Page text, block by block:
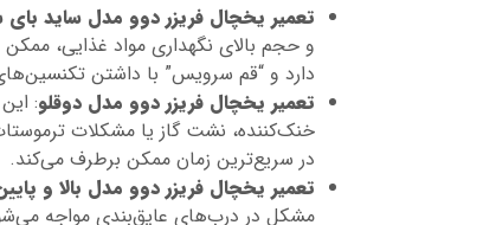
تعمیر یخچال فریزر دوو مدل ساید بای
و حجم بالای نگهداری مواد غذایی،
دارد و “قم سرویس” با داشتن
تعمیر یخچال فریزر دوو مدل دوقلو:
خنک‌کننده، نشت گاز یا مشکلات
در سریع‌ترین زمان ممکن برطرف می‌کند.
تعمیر یخچال فریزر دوو مدل بالا و
مشکل در درب‌های عایق‌بندی مواجه